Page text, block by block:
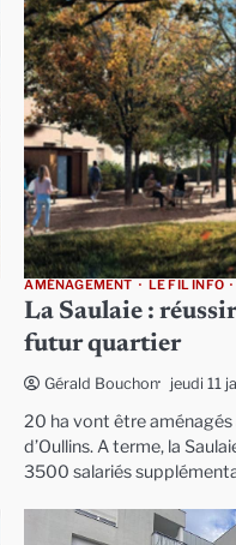
AMÉNAGEMENT LE FIL INFO
La Saulaie :
futur quartier
Gérald Bouchon jeudi 11
20 ha vont être
d’Oullins. A terme, la
3500 salariés